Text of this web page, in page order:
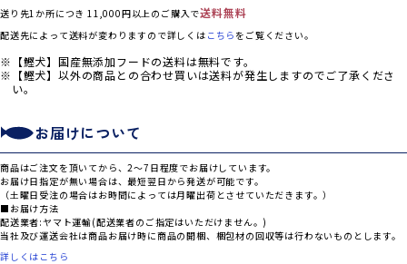
送り先1か所につき 11,000円以上のご購入で送料無料
配送先によって送料が変わりますので詳しくは こちら をご覧ください。
【鰹犬】国産無添加フードの送料は無料です。
【鰹犬】以外の商品との合わせ買いは送料が発生しますのでご了承くださ
い。
お届けについて
商品はご注文を頂いてから、2～7日程度でお届けしています。
お届け日指定が無い場合は、最短翌日から発送が可能です。
（土曜日受注の場合はお時間によっては月曜出荷とさせていただきます。）
■お届け方法
配送業者:ヤマト運輸(配送業者のご指定はいただけません。)
当社及び運送会社は商品お届け時に商品の開梱、梱包材の回収等は行わないものとします。
詳しくはこちら